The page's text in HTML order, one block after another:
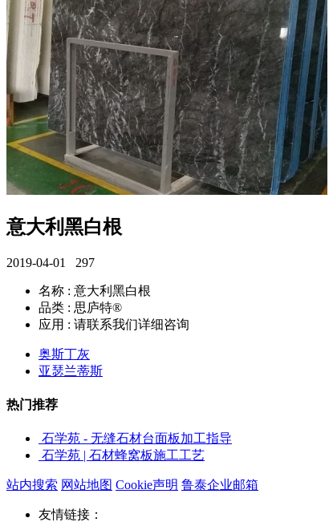
意大利黑白根
2019-04-01 297
名称 : 意大利黑白根
品类 : 思庐特®
应用 : 请联系我们详细咨询
奥斯丁灰
亚瑟兰蒂斯
热门推荐
石学苑 - 无缝石材台面板加工指导
石学苑 | 石材蜂窝板施工工艺
站内搜索 网站地图 Cookie声明 鲁泰企业邮箱
友情链接：